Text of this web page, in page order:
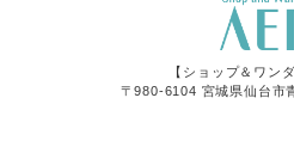
【ショップ＆ワン
〒980-6104 宮城県仙台市